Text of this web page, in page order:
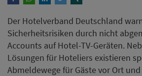
Der Hotelverband Deutschland
Sicherheitsrisiken durch nicht
Accounts auf Hotel-TV-Geräten.
Lösungen für Hoteliers existieren
Abmeldewege für Gäste vor Ort